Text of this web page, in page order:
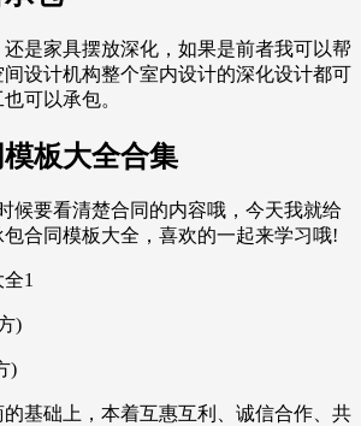
是家具摆放深化，如果是前者我可以帮
设计机构整个室内设计的深化设计都可
可以承包。
板大全合集
候要看清楚合同的内容哦，今天我就给
合同模板大全，喜欢的一起来学习哦!
1
)
)
基础上，本着互惠互利、诚信合作、共